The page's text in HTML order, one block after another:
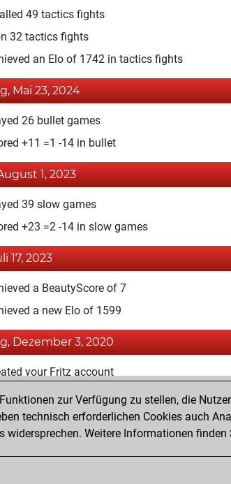
49 tactics fights
32 tactics fights
an Elo of 1742 in tactics fights
Mai 23, 2024
26 bullet games
+11 =1 -14 in bullet
1, 2023
39 slow games
+23 =2 -14 in slow games
17, 2023
a BeautyScore of 7
a new Elo of 1599
Dezember 3, 2020
your Fritz account
18, 2020
14 positions
zur Verfügung zu stellen, die
technisch erforderlichen Cookies auch
widersprechen. Weitere Informationen finden